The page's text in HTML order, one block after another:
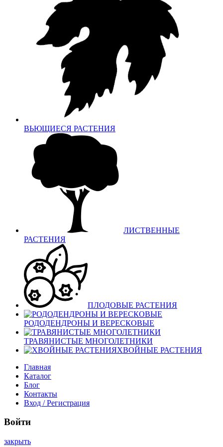
ВЬЮЩИЕСЯ РАСТЕНИЯ
ЛИСТВЕННЫЕ
РАСТЕНИЯ
ПЛОДОВЫЕ РАСТЕНИЯ
РОДОДЕНДРОНЫ И ВЕРЕСКОВЫЕ
ТРАВЯНИСТЫЕ МНОГОЛЕТНИКИ
ХВОЙНЫЕ РАСТЕНИЯ
Главная
Каталог
Блог
Контакты
Вход / Регистрация
Войти
закрыть